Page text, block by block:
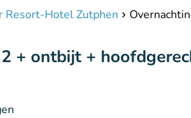
Resort-Hotel Zutphen
+ ontbijt +